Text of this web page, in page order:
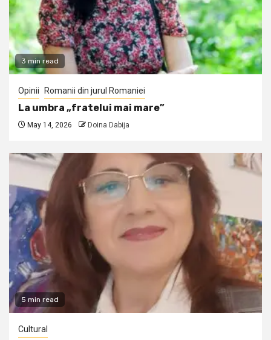
3 min read
Opinii Romanii din jurul Romaniei
La umbra „fratelui mai mare”
May 14, 2026 Doina Dabija
5 min read
Cultural